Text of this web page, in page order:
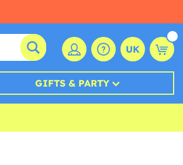
UK
GIFTS & PARTY